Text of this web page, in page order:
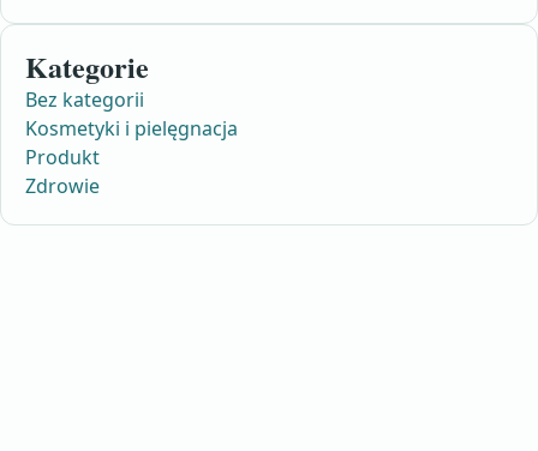
Kategorie
Bez kategorii
Kosmetyki i pielęgnacja
Produkt
Zdrowie